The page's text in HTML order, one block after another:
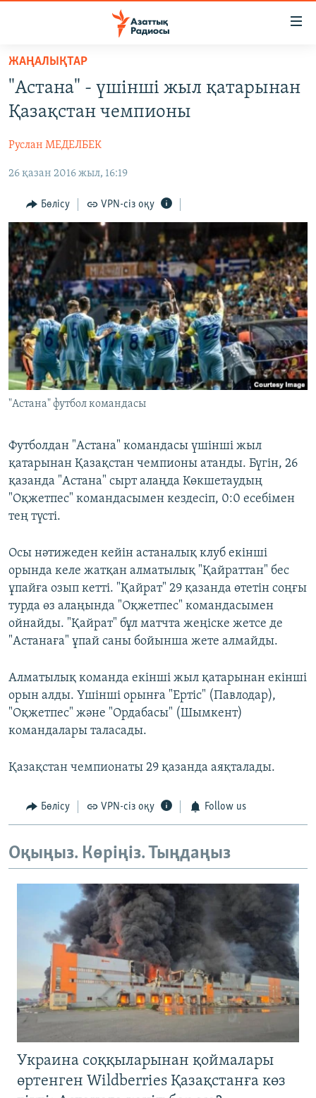
Skip
main
content
to
Navigation
Search
ЖАҢАЛЫҚТАР
ҚАҢТАР ОҚИҒАСЫ
АДАМ ҚҰҚЫҚТАРЫ
ӘЛЕУМЕТ
ӘЛЕМ
АРНАЙЫ ЖОБАЛАР
Русский
ЖАЗЫЛЫҢЫЗ
Басқа тілдерде
ЖАҢАЛЫҚТАР
"Астана" - үшінші жыл қатарынан
Қазақстан чемпионы
Руслан МЕДЕЛБЕК
26 қазан 2016 жыл, 16:19
Бөлісу VPN-сіз оқу
"Астана" футбол командасы
Футболдан "Астана" командасы үшінші жыл
қатарынан Қазақстан чемпионы атанды. Бүгін, 26
қазанда "Астана" сырт алаңда Көкшетаудың
"Оқжетпес" командасымен кездесіп, 0:0 есебімен
тең түсті.
Осы нәтижеден кейін астаналық клуб екінші
орында келе жатқан алматылық "Қайраттан" бес
ұпайға озып кетті. "Қайрат" 29 қазанда өтетін соңғы
турда өз алаңында "Оқжетпес" командасымен
ойнайды. "Қайрат" бұл матчта жеңіске жетсе де
"Астанаға" ұпай саны бойынша жете алмайды.
Алматылық команда екінші жыл қатарынан екінші
орын алды. Үшінші орынға "Ертіс" (Павлодар),
"Оқжетпес" және "Ордабасы" (Шымкент)
командалары таласады.
Қазақстан чемпионаты 29 қазанда аяқталады.
Бөлісу VPN-сіз оқу Follow us
Оқыңыз. Көріңіз. Тыңдаңыз
Украина соққыларынан қоймалары
өртенген Wildberries Қазақстанға көз